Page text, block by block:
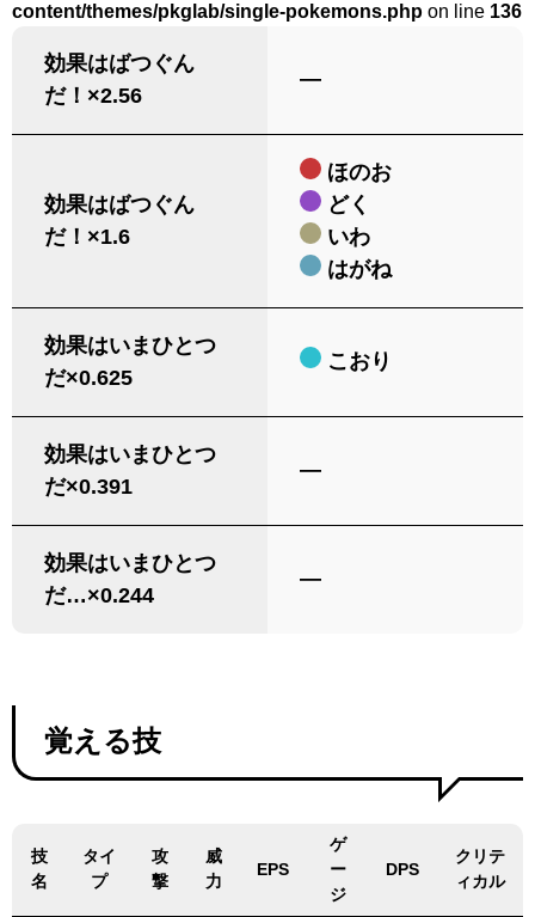
content/themes/pkglab/single-pokemons.php on line 136
効果はばつぐん
だ！×2.56
―
効果はばつぐん
だ！×1.6
ほのお
どく
いわ
はがね
効果はいまひとつ
だ×0.625
こおり
効果はいまひとつ
だ×0.391
―
効果はいまひとつ
だ…×0.244
―
覚える技
技
名
タイ
プ
攻
撃
威
力
EPS
ゲ
ー
ジ
DPS
クリテ
ィカル